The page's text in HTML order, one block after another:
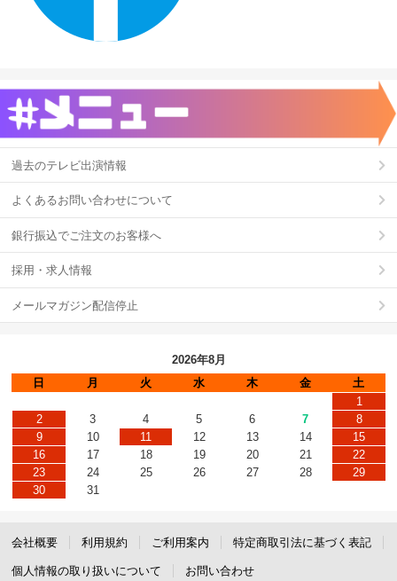
過去のテレビ出演情報
よくあるお問い合わせについて
銀行振込でご注文のお客様へ
採用・求人情報
メールマガジン配信停止
2026年8月
日
月 火 水 木 金
土
1
2
3 4 5 6 7
8
9
10 11 12 13 14
15
16
17 18 19 20 21
22
23
24 25 26 27 28
29
30
31
会社概要 利用規約 ご利用案内 特定商取引法に基づく表記
個人情報の取り扱いについて お問い合わせ